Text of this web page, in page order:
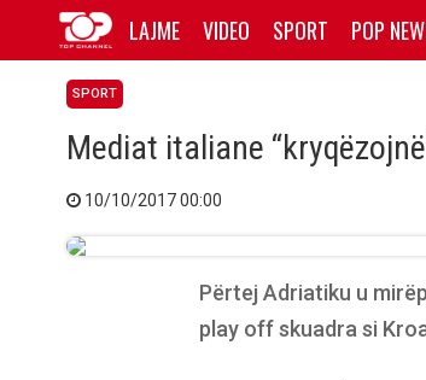
LAJME VIDEO SPORT POP
SPORT
Mediat italiane
10/10/2017 00:00
Përtej Adriatiku u
play off skuadra si